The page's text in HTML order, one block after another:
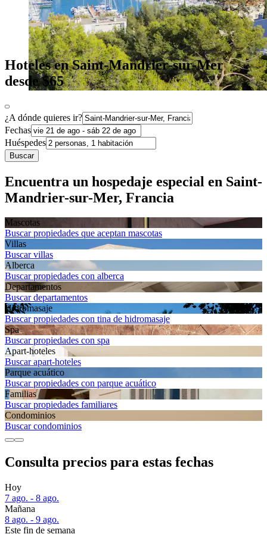
Hoteles en Saint-Mandrier-sur-Mer
desde $65
¿A dónde quieres ir?
Fechas
Huéspedes
Buscar
Encuentra un hospedaje especial en Saint-
Mandrier-sur-Mer, Francia
Mascotas
Buscar propiedades que aceptan mascotas
Villas
Buscar villas
Alberca
Buscar propiedades con alberca
Departa­mentos
Buscar departamentos
Hidromasaje
Buscar propiedades con tina de hidromasaje
Spa
Buscar propiedades con spa
Apart-hoteles
Buscar apart-hoteles
Parque acuático
Buscar propiedades con parque acuático
Familias
Buscar propiedades familiares
Condominios
Buscar condominios
Consulta precios para estas fechas
Hoy
7 ago. - 8 ago.
Mañana
8 ago. - 9 ago.
Este fin de semana